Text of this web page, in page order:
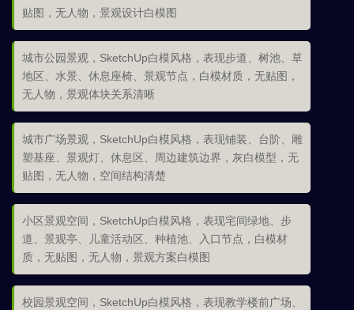
贴图，无人物，景观设计白模图
城市公园景观，SketchUp白模风格，表现步道、树池、草
地区、水景、休息座椅、景观节点，白模材质，无贴图，
无人物，景观体块关系清晰
城市广场景观，SketchUp白模风格，表现铺装、台阶、雕
塑基座、景观灯、休息区、周边建筑边界，灰白模型，无
贴图，无人物，空间结构清楚
小区景观空间，SketchUp白模风格，表现宅间绿地、步
道、景观亭、儿童活动区、种植池、入口节点，白模材
质，无贴图，无人物，景观方案白模图
校园景观空间，SketchUp白模风格，表现教学楼前广场、